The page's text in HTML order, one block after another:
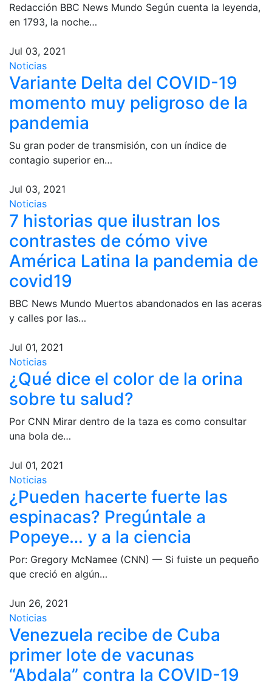
Redacción BBC News Mundo Según cuenta la leyenda,
en 1793, la noche…
Jul 03, 2021
Noticias
Variante Delta del COVID-19
momento muy peligroso de la
pandemia
Su gran poder de transmisión, con un índice de
contagio superior en…
Jul 03, 2021
Noticias
7 historias que ilustran los
contrastes de cómo vive
América Latina la pandemia de
covid19
BBC News Mundo Muertos abandonados en las aceras
y calles por las…
Jul 01, 2021
Noticias
¿Qué dice el color de la orina
sobre tu salud?
Por CNN Mirar dentro de la taza es como consultar
una bola de…
Jul 01, 2021
Noticias
¿Pueden hacerte fuerte las
espinacas? Pregúntale a
Popeye… y a la ciencia
Por: Gregory McNamee (CNN) — Si fuiste un pequeño
que creció en algún…
Jun 26, 2021
Noticias
Venezuela recibe de Cuba
primer lote de vacunas
“Abdala” contra la COVID-19